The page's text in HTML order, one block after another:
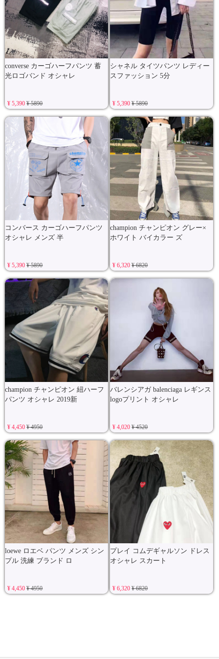
converse カーゴハーフパンツ 蓄
光ロゴバンド オシャレ
¥ 5,390¥ 5890
シャネル タイツパンツ レディー
スファッション 5分
¥ 5,390¥ 5890
コンバース カーゴハーフパンツ
オシャレ メンズ 半
¥ 5,390¥ 5890
champion チャンピオン グレー×
ホワイト バイカラー ズ
¥ 6,320¥ 6820
champion チャンピオン 紐ハーフ
パンツ オシャレ 2019新
¥ 4,450¥ 4950
バレンシアガ balenciaga レギンス
logoプリント オシャレ
¥ 4,020¥ 4520
loewe ロエベ パンツ メンズ シン
プル 洗練 ブランド ロ
¥ 4,450¥ 4950
プレイ コムデギャルソン ドレス
オシャレ スカート
¥ 6,320¥ 6820